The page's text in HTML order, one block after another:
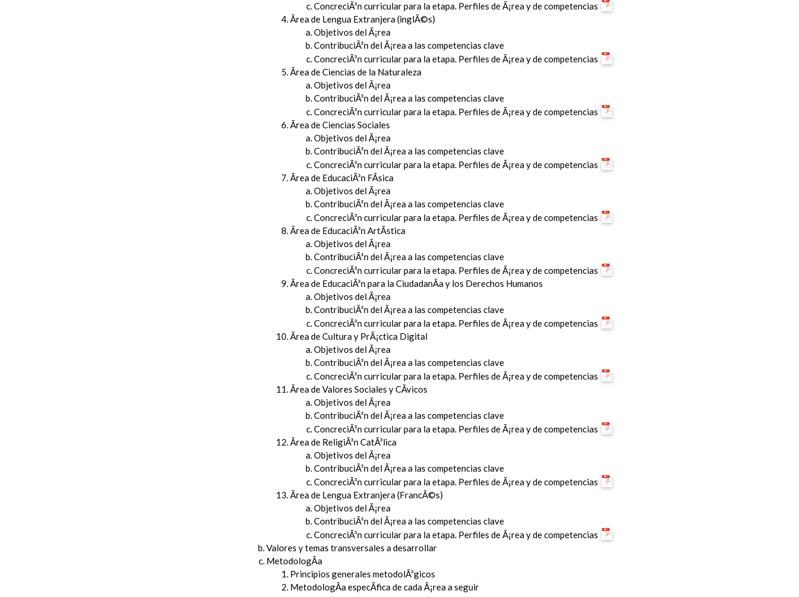
ConcreciÃ³n curricular para la etapa. Perfiles de Ã¡rea y de competencias
Ãrea de Lengua Extranjera (inglÃ©s)
Objetivos del Ã¡rea
ContribuciÃ³n del Ã¡rea a las competencias clave
ConcreciÃ³n curricular para la etapa. Perfiles de Ã¡rea y de competencias
Ãrea de Ciencias de la Naturaleza
Objetivos del Ã¡rea
ContribuciÃ³n del Ã¡rea a las competencias clave
ConcreciÃ³n curricular para la etapa. Perfiles de Ã¡rea y de competencias
Ãrea de Ciencias Sociales
Objetivos del Ã¡rea
ContribuciÃ³n del Ã¡rea a las competencias clave
ConcreciÃ³n curricular para la etapa. Perfiles de Ã¡rea y de competencias
Ãrea de EducaciÃ³n FÃ­sica
Objetivos del Ã¡rea
ContribuciÃ³n del Ã¡rea a las competencias clave
ConcreciÃ³n curricular para la etapa. Perfiles de Ã¡rea y de competencias
Ãrea de EducaciÃ³n ArtÃ­stica
Objetivos del Ã¡rea
ContribuciÃ³n del Ã¡rea a las competencias clave
ConcreciÃ³n curricular para la etapa. Perfiles de Ã¡rea y de competencias
Ãrea de EducaciÃ³n para la CiudadanÃ­a y los Derechos Humanos
Objetivos del Ã¡rea
ContribuciÃ³n del Ã¡rea a las competencias clave
ConcreciÃ³n curricular para la etapa. Perfiles de Ã¡rea y de competencias
Ãrea de Cultura y PrÃ¡ctica Digital
Objetivos del Ã¡rea
ContribuciÃ³n del Ã¡rea a las competencias clave
ConcreciÃ³n curricular para la etapa. Perfiles de Ã¡rea y de competencias
Ãrea de Valores Sociales y CÃ­vicos
Objetivos del Ã¡rea
ContribuciÃ³n del Ã¡rea a las competencias clave
ConcreciÃ³n curricular para la etapa. Perfiles de Ã¡rea y de competencias
Ãrea de ReligiÃ³n CatÃ³lica
Objetivos del Ã¡rea
ContribuciÃ³n del Ã¡rea a las competencias clave
ConcreciÃ³n curricular para la etapa. Perfiles de Ã¡rea y de competencias
Ãrea de Lengua Extranjera (FrancÃ©s)
Objetivos del Ã¡rea
ContribuciÃ³n del Ã¡rea a las competencias clave
ConcreciÃ³n curricular para la etapa. Perfiles de Ã¡rea y de competencias
Valores y temas transversales a desarrollar
MetodologÃ­a
Principios generales metodolÃ³gicos
MetodologÃ­a especÃ­fica de cada Ã¡rea a seguir